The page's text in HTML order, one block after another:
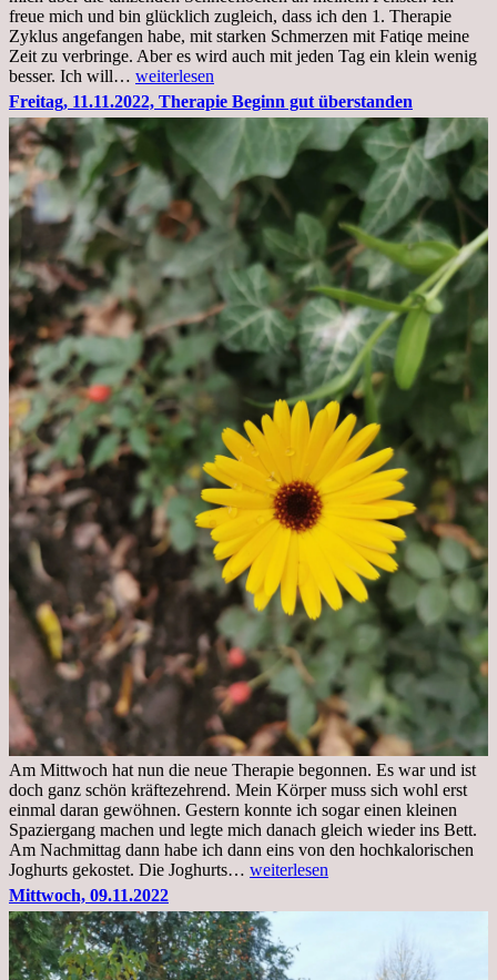
stationär
freue mich und bin glücklich zugleich, dass ich den 1. Therapie
Zyklus angefangen habe, mit starken Schmerzen mit Fatiqe meine
Zeit zu verbringe. Aber es wird auch mit jeden Tag ein klein wenig
besser. Ich will… Sonntag,
20.11.2022,
Todensonntag
weiterlesen
Freitag, 11.11.2022, Therapie Beginn gut überstanden
Am Mittwoch hat nun die neue Therapie begonnen. Es war und ist
doch ganz schön kräftezehrend. Mein Körper muss sich wohl erst
einmal daran gewöhnen. Gestern konnte ich sogar einen kleinen
Spaziergang machen und legte mich danach gleich wieder ins Bett.
Am Nachmittag dann habe ich dann eins von den hochkalorischen
Joghurts gekostet. Die Joghurts… Freitag,
Therapie
Beginn
gut
überstanden
weiterlesen
Mittwoch, 09.11.2022